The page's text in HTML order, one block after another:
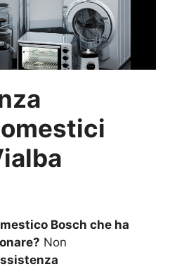
Bosch che ha
Non